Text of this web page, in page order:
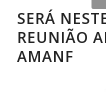
SERÁ
REUNIÃO
AMANF